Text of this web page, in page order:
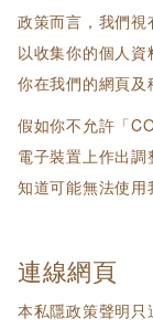
政策而言，我們
以收集你的個人
你在我們的網頁及
假如你不允許「
電子裝置上作出
知道可能無法使用
連線網頁
本私隱政策聲明